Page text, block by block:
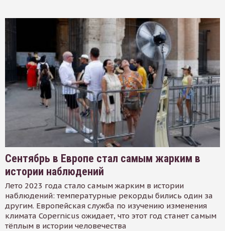
Сентябрь в Европе стал самым жарким в
истории наблюдений
Лето 2023 года стало самым жарким в истории
наблюдений: температурные рекорды бились один за
другим. Европейская служба по изучению изменения
климата Copernicus ожидает, что этот год станет самым
тёплым в истории человечества